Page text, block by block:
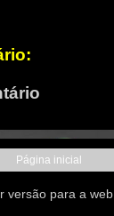
Página inicial
versão para a web